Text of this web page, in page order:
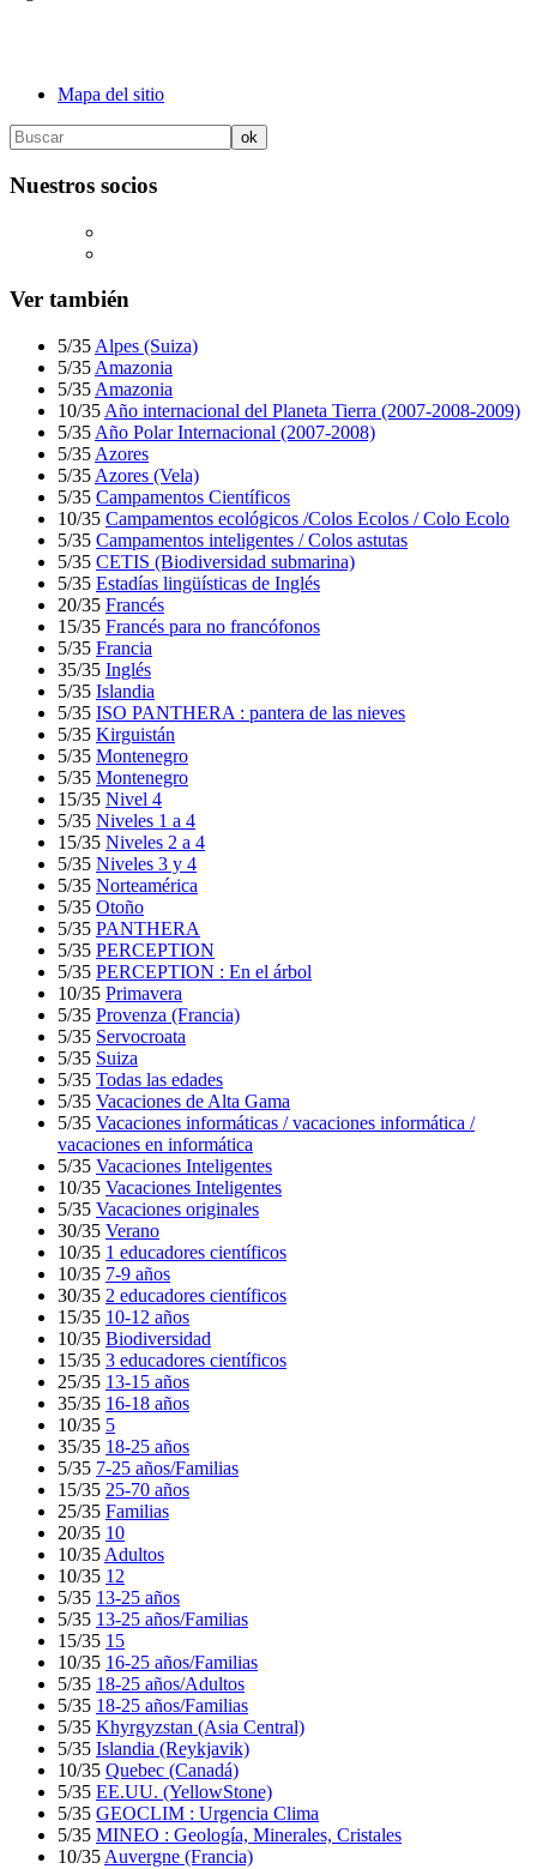
Mapa del sitio
Nuestros socios
Ver también
5/35 Alpes (Suiza)
5/35 Amazonia
5/35 Amazonia
10/35 Año internacional del Planeta Tierra (2007-2008-2009)
5/35 Año Polar Internacional (2007-2008)
5/35 Azores
5/35 Azores (Vela)
5/35 Campamentos Científicos
10/35 Campamentos ecológicos /Colos Ecolos / Colo Ecolo
5/35 Campamentos inteligentes / Colos astutas
5/35 CETIS (Biodiversidad submarina)
5/35 Estadías lingüísticas de Inglés
20/35 Francés
15/35 Francés para no francófonos
5/35 Francia
35/35 Inglés
5/35 Islandia
5/35 ISO PANTHERA : pantera de las nieves
5/35 Kirguistán
5/35 Montenegro
5/35 Montenegro
15/35 Nivel 4
5/35 Niveles 1 a 4
15/35 Niveles 2 a 4
5/35 Niveles 3 y 4
5/35 Norteamérica
5/35 Otoño
5/35 PANTHERA
5/35 PERCEPTION
5/35 PERCEPTION : En el árbol
10/35 Primavera
5/35 Provenza (Francia)
5/35 Servocroata
5/35 Suiza
5/35 Todas las edades
5/35 Vacaciones de Alta Gama
5/35 Vacaciones informáticas / vacaciones informática /
vacaciones en informática
5/35 Vacaciones Inteligentes
10/35 Vacaciones Inteligentes
5/35 Vacaciones originales
30/35 Verano
10/35 1 educadores científicos
10/35 7-9 años
30/35 2 educadores científicos
15/35 10-12 años
10/35 Biodiversidad
15/35 3 educadores científicos
25/35 13-15 años
35/35 16-18 años
10/35 5
35/35 18-25 años
5/35 7-25 años/Familias
15/35 25-70 años
25/35 Familias
20/35 10
10/35 Adultos
10/35 12
5/35 13-25 años
5/35 13-25 años/Familias
15/35 15
10/35 16-25 años/Familias
5/35 18-25 años/Adultos
5/35 18-25 años/Familias
5/35 Khyrgyzstan (Asia Central)
5/35 Islandia (Reykjavik)
10/35 Quebec (Canadá)
5/35 EE.UU. (YellowStone)
5/35 GEOCLIM : Urgencia Clima
5/35 MINEO : Geología, Minerales, Cristales
10/35 Auvergne (Francia)